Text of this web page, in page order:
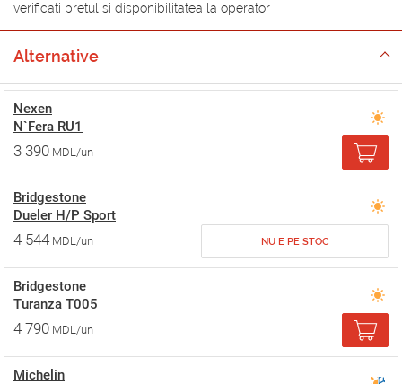
verificati pretul si disponibilitatea la operator
Alternative
Nexen
N`Fera RU1
3 390 MDL/un
Bridgestone
Dueler H/P Sport
4 544 MDL/un NU E PE STOC
Bridgestone
Turanza T005
4 790 MDL/un
Michelin